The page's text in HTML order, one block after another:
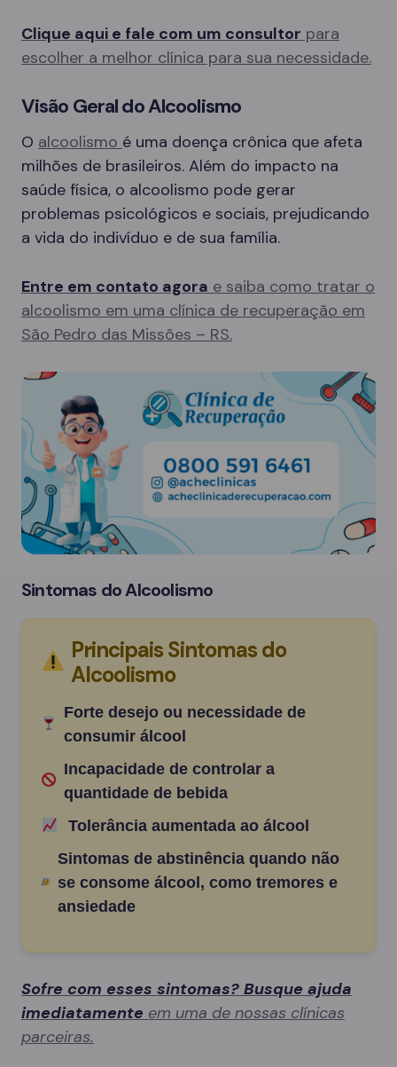
Clique aqui e fale com um consultor para
escolher a melhor clínica para sua necessidade.
Visão Geral do Alcoolismo
O alcoolismo é uma doença crônica que afeta
milhões de brasileiros. Além do impacto na
saúde física, o alcoolismo pode gerar
problemas psicológicos e sociais, prejudicando
a vida do indivíduo e de sua família.
Entre em contato agora e saiba como tratar o
alcoolismo em uma clínica de recuperação em
São Pedro das Missões – RS.
Sintomas do Alcoolismo
Principais Sintomas do
Alcoolismo
Forte desejo ou necessidade de
consumir álcool
Incapacidade de controlar a
quantidade de bebida
Tolerância aumentada ao álcool
Sintomas de abstinência quando não
se consome álcool, como tremores e
ansiedade
Sofre com esses sintomas? Busque ajuda
imediatamente em uma de nossas clínicas
parceiras.